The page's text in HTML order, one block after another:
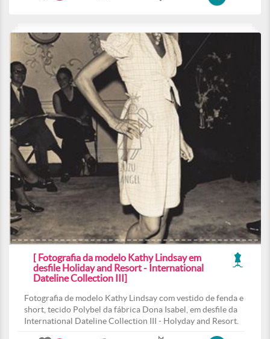
[ Fotografia da modelo Kathy Lindsay em
desfile Holiday and Resort - International
Dateline Collection III]
Fotografia de modelo Kathy Lindsay com vestido de fenda e
short, tecido Polybel da fábrica Dona Isabel, em desfile da
International Dateline Collection III - Holyday and Resort.